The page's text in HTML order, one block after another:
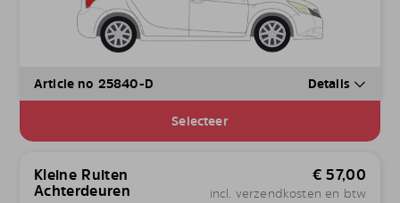
Article no 25840-D Details
Selecteer
Kleine Ruiten
Achterdeuren
€ 57,00
incl. verzendkosten en btw